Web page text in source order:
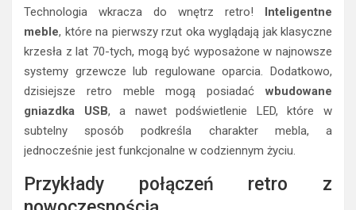
Technologia wkracza do wnętrz retro!
Inteligentne
meble, które na pierwszy rzut oka wyglądają jak klasyczne
krzesła z lat 70-tych, mogą być wyposażone w najnowsze
systemy grzewcze lub regulowane oparcia. Dodatkowo,
dzisiejsze retro meble mogą posiadaćwbudowane
gniazdka USB, a nawet podświetlenie LED, które w
subtelny sposób podkreśla charakter mebla, a
jednocześnie jest funkcjonalne w codziennym życiu.
Przykłady połączeń retro z